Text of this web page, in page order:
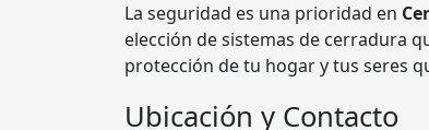
La seguridad es una prioridad en
elección de sistemas de cerradura
protección de tu hogar y tus seres
Ubicación y Contacto